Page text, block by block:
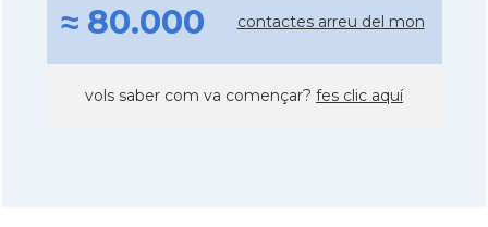
≈ 80.000 contactes arreu del mon
vols saber com va començar? fes clic aquí